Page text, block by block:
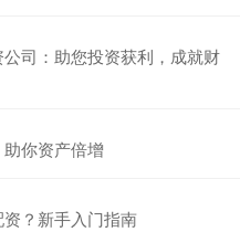
司：助您投资获利，成就财
你资产倍增
？新手入门指南